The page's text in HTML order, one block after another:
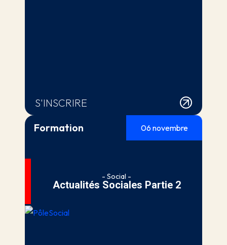
S'INSCRIRE
Formation
06 novembre
- Social -
Actualités Sociales Partie 2